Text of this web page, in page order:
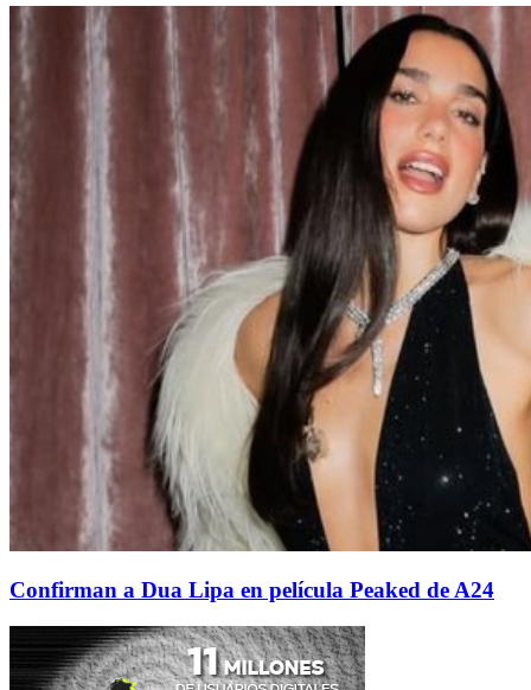
Confirman a Dua Lipa en película Peaked de A24